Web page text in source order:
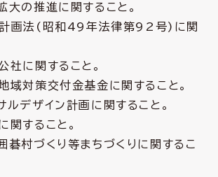
大の推進に関すること。
画法(昭和49年法律第92号)に関
社に関すること。
域対策交付金基金に関すること。
ルデザイン計画に関すること。
関すること。
碁村づくり等まちづくりに関するこ